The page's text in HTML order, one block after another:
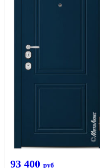
93 400 руб